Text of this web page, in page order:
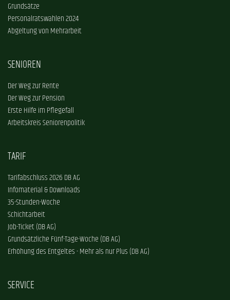
Grundsätze
Personalratswahlen 2024
Abgeltung von Mehrarbeit
SENIOREN
Der Weg zur Rente
Der Weg zur Pension
Erste Hilfe im Pflegefall
Arbeitskreis Seniorenpolitik
TARIF
Tarifabschluss 2026 DB AG
Infomaterial & Downloads
35-Stunden-Woche
Schichtarbeit
Job-Ticket (DB AG)
Grundsätzliche Fünf-Tage-Woche (DB AG)
Erhöhung des Entgeltes - Mehr als nur Plus (DB AG)
SERVICE